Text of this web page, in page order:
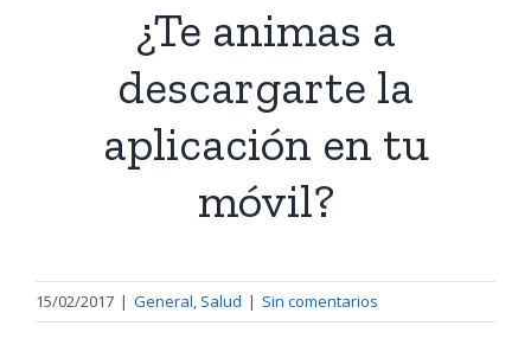
¿Te animas a
descargarte la
aplicación en tu
móvil?
15/02/2017 | General, Salud | Sin comentarios